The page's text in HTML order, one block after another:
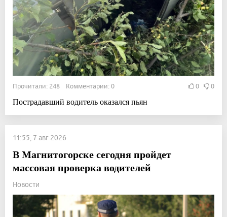
Прочитали: 248 Комментарии: 0 0 0
Пострадавший водитель оказался пьян
11:55, 7 авг 2026
В Магнитогорске сегодня пройдет
массовая проверка водителей
Новости